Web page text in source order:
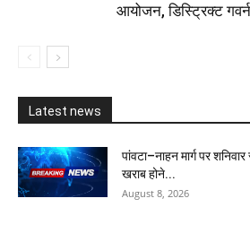
आयोजन, डिस्ट्रिक्ट
Latest news
पांवटा–नाहन मार्ग पर
खराब होने...
August 8, 2026